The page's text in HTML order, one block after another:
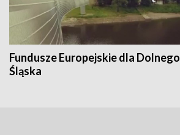
Fundusze Europejskie dla Dolnego
Śląska